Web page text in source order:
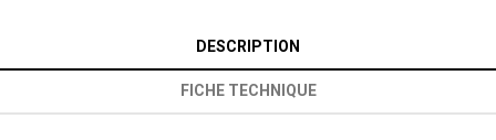
DESCRIPTION
FICHE TECHNIQUE